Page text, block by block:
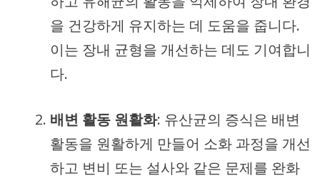
을 건강하게 유지하는 데 도움을 줍니다.
이는 장내 균형을 개선하는 데도 기여합니
다.
배변 활동 원활화: 유산균의 증식은 배변
활동을 원활하게 만들어 소화 과정을 개선
하고 변비 또는 설사와 같은 문제를 완화